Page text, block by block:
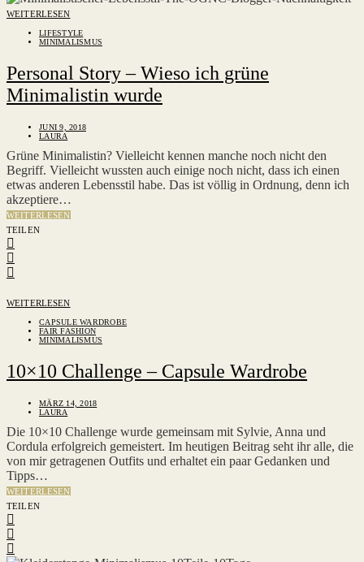
WEITERLESEN
LIFESTYLE
MINIMALISMUS
Personal Story – Wieso ich grüne
Minimalistin wurde
JUNI 9, 2018
LAURA
Grüne Minimalistin? Vielleicht kennen manche noch nicht den
Begriff. Vielleicht wussten auch einige noch nicht, dass ich einen
etwas anderen Lebensstil habe. Das ist völlig in Ordnung, denn ich
akzeptiere…
WEITERLESEN
TEILEN
WEITERLESEN
CAPSULE WARDROBE
FAIR FASHION
MINIMALISMUS
10×10 Challenge – Capsule Wardrobe
MÄRZ 14, 2018
LAURA
Die 10×10 Challenge wurde gemeinsam mit Sylvie, Anna und
Cordula erfolgreich gemeistert. Im heutigen Beitrag seht ihr alle, die
von mir getragenen Outfits und erhaltet ein paar Gedanken und
Tipps…
WEITERLESEN
TEILEN